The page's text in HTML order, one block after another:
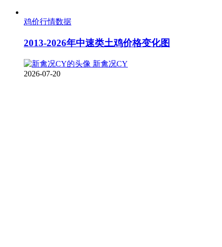
鸡价行情数据
2013-2026年中速类土鸡价格变化图
新禽况CY
2026-07-20